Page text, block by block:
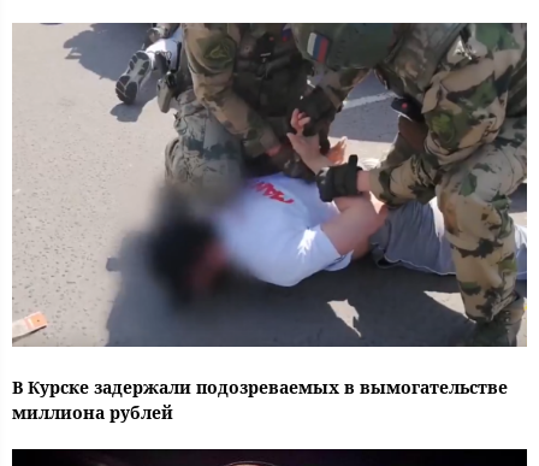
В Курске задержали подозреваемых в вымогательстве
миллиона рублей